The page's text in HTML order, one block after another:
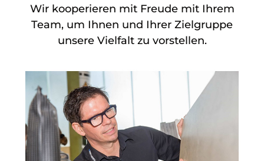
Wir kooperieren mit Freude mit Ihrem
Team, um Ihnen und Ihrer Zielgruppe
unsere Vielfalt zu vorstellen.